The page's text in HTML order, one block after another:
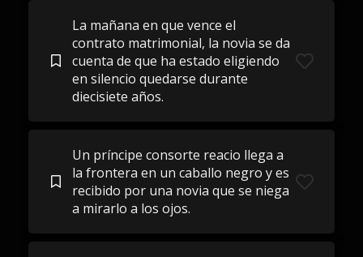
La mañana en que vence el
contrato matrimonial, la novia se da
cuenta de que ha estado eligiendo
en silencio quedarse durante
diecisiete años.
Un príncipe consorte reacio llega a
la frontera en un caballo negro y es
recibido por una novia que se niega
a mirarlo a los ojos.